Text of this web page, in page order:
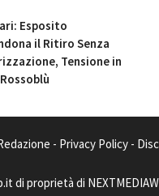
Esposito
il Ritiro Senza
Tensione in
- Privacy Policy -
di proprietà di